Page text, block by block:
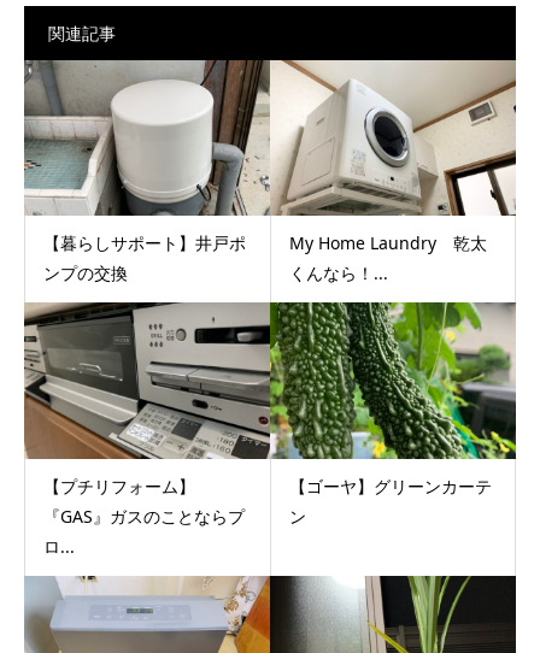
関連記事
【暮らしサポート】井戸ポ
ンプの交換
My Home Laundry 乾太
くんなら！...
【プチリフォーム】
『GAS』ガスのことならプ
ロ...
【ゴーヤ】グリーンカーテ
ン